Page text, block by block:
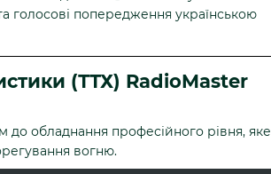
голосові попередження українською
(ТТХ) RadioMaster
до обладнання професійного рівня, яке
вогню.